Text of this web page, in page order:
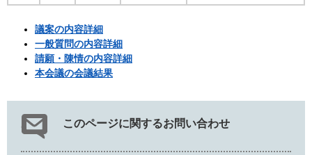
議案の内容詳細
一般質問の内容詳細
請願・陳情の内容詳細
本会議の会議結果
このページに関するお問い合わせ